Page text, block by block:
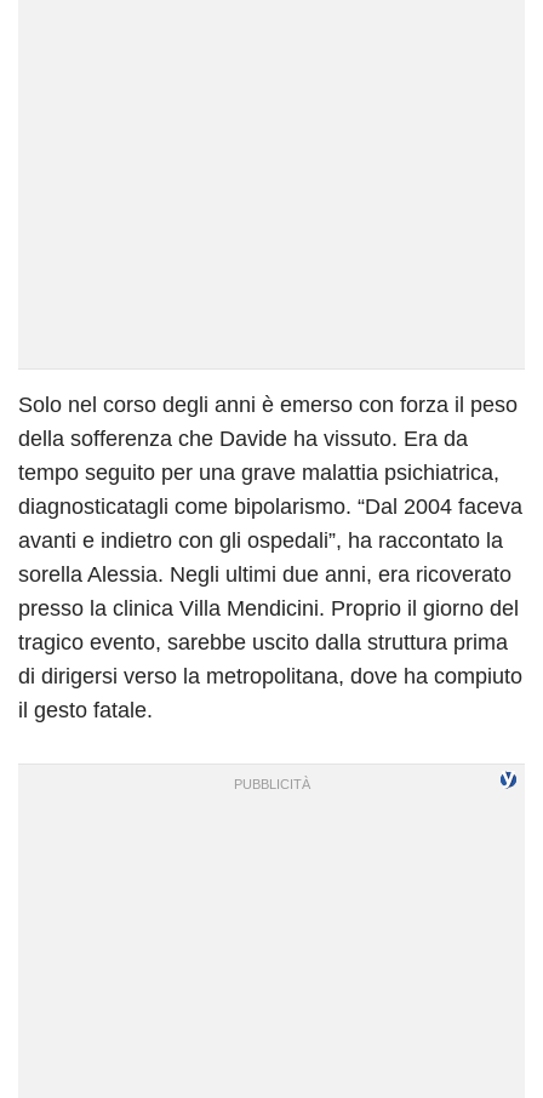
Solo nel corso degli anni è emerso con forza il peso
della sofferenza che Davide ha vissuto. Era da
tempo seguito per una grave malattia psichiatrica,
diagnosticatagli come bipolarismo. “Dal 2004 faceva
avanti e indietro con gli ospedali”, ha raccontato la
sorella Alessia. Negli ultimi due anni, era ricoverato
presso la clinica Villa Mendicini. Proprio il giorno del
tragico evento, sarebbe uscito dalla struttura prima
di dirigersi verso la metropolitana, dove ha compiuto
il gesto fatale.